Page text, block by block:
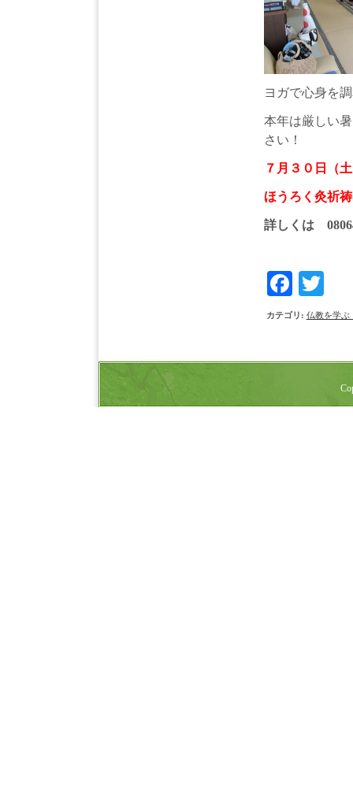
ヨガで心身を
本年は厳しい
さい！
７月３０日
ほうろく灸祈
詳しくは
カテゴリ : 仏教を学ぶ